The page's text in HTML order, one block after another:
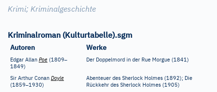
Krimi; Kriminalgeschichte
Kriminalroman (Kulturtabelle).sgm
Autoren Werke
Edgar Allan Poe (1809–
1849)
Der Doppelmord in der Rue Morgue (1841)
Sir Arthur Conan Doyle
(1859–1930)
Abenteuer des Sherlock Holmes (1892); Die
Rückkehr des Sherlock Holmes (1905)